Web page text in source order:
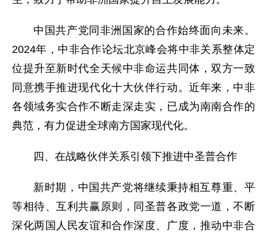
中国共产党同非洲国家的合作始终面向未来。
2024年，中非合作论坛北京峰会将中非关系整体定
位提升至新时代全天候中非命运共同体，双方一致
同意携手推进现代化十大伙伴行动。近年来，中非
各领域务实合作不断走深走实，已成为南南合作的
典范，有力促进全球南方国家现代化。
四、在战略伙伴关系引领下推进中圣普合作
新时期，中国共产党将继续秉持相互尊重、平
等相待、互利共赢原则，同圣普各政党一道，不断
深化两国人民友谊和合作深度、广度，推动中非合